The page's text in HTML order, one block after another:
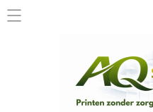
Printer herstelling